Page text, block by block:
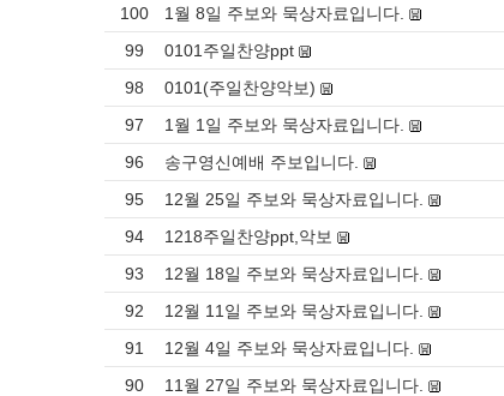
100
1월 8일 주보와 묵상자료입니다.
99
0101주일찬양ppt
98
0101(주일찬양악보)
97
1월 1일 주보와 묵상자료입니다.
96
송구영신예배 주보입니다.
95
12월 25일 주보와 묵상자료입니다.
94
1218주일찬양ppt,악보
93
12월 18일 주보와 묵상자료입니다.
92
12월 11일 주보와 묵상자료입니다.
91
12월 4일 주보와 묵상자료입니다.
90
11월 27일 주보와 묵상자료입니다.